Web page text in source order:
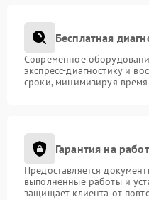
Бесплатная
Современное
экспресс-диагностику и
сроки, минимизируя время
Гарантия на
Предоставляется
выполненные работы и
защищает клиента от